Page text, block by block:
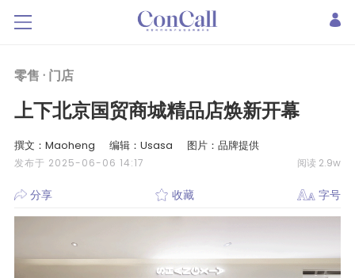
零售 · 门店
上下北京国贸商城精品店焕新开幕
撰文：Maoheng 编辑：Usasa 图片：品牌提供
发布于 2025-06-06 14:17 阅读 2.9w
分享 收藏 字号